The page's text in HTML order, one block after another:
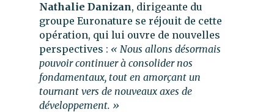
Nathalie Danizan, dirigeante du
groupe Euronature se réjouit de cette
opération, qui lui ouvre de nouvelles
perspectives : « Nous allons désormais
pouvoir continuer à consolider nos
fondamentaux, tout en amorçant un
tournant vers de nouveaux axes de
développement. »